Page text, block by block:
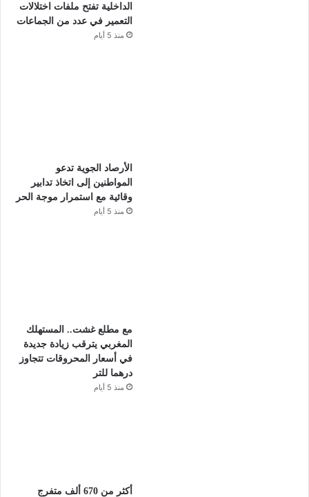
الداخلية تفتح ملفات اختلالات
التعمير في عدد من الجماعات
منذ 5 أيام
الأرصاد الجوية تدعو
المواطنين إلى اتخاذ تدابير
وقائية مع استمرار موجة الحر
منذ 5 أيام
مع مطلع غشت.. المستهلك
المغربي يترقب زيادة جديدة
في أسعار المحروقات تتجاوز
درهما للتر
منذ 5 أيام
أكثر من 670 ألف متفرج